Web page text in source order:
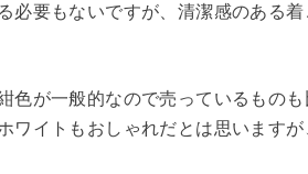
必要もないですが、清潔感のある着
色が一般的なので売っているもの
ワイトもおしゃれだとは思います